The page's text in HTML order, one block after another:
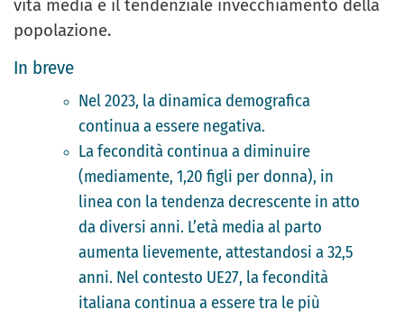
vita media e il tendenziale invecchiamento della
popolazione.
In breve
Nel 2023, la dinamica demografica
continua a essere negativa.
La fecondità continua a diminuire
(mediamente, 1,20 figli per donna), in
linea con la tendenza decrescente in atto
da diversi anni. L’età media al parto
aumenta lievemente, attestandosi a 32,5
anni. Nel contesto UE27, la fecondità
italiana continua a essere tra le più